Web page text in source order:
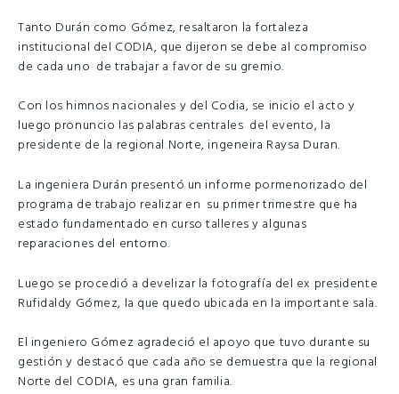
Tanto Durán como Gómez, resaltaron la fortaleza
institucional del CODIA, que dijeron se debe al compromiso
de cada uno de trabajar a favor de su gremio.
Con los himnos nacionales y del Codia, se inicio el acto y
luego pronuncio las palabras centrales del evento, la
presidente de la regional Norte, ingeneira Raysa Duran.
La ingeniera Durán presentó un informe pormenorizado del
programa de trabajo realizar en su primer trimestre que ha
estado fundamentado en curso talleres y algunas
reparaciones del entorno.
Luego se procedió a develizar la fotografía del ex presidente
Rufidaldy Gómez, la que quedo ubicada en la importante sala.
El ingeniero Gómez agradeció el apoyo que tuvo durante su
gestión y destacó que cada año se demuestra que la regional
Norte del CODIA, es una gran familia.